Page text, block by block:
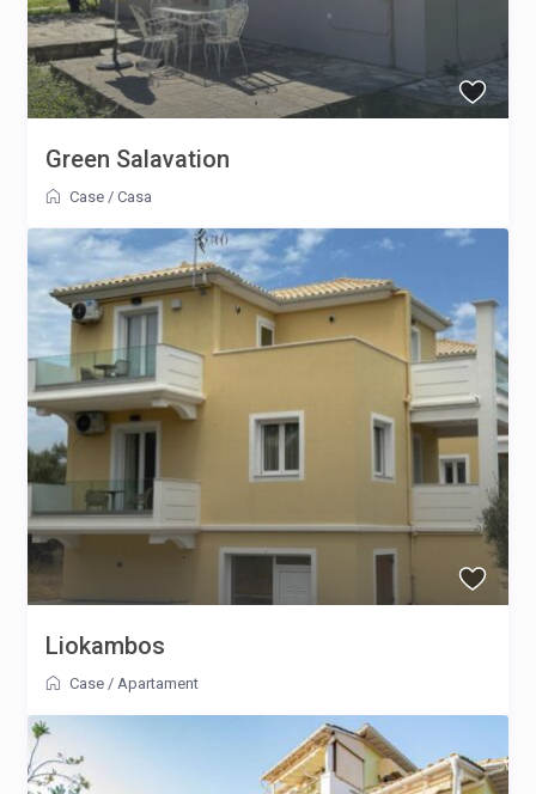
Green Salavation
Case /Casa
Liokambos
Case /Apartament